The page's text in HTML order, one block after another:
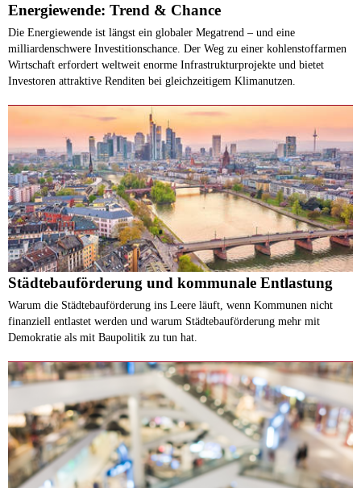
Energiewende: Trend & Chance
Die Energiewende ist längst ein globaler Megatrend – und eine
milliardenschwere Investitionschance. Der Weg zu einer kohlenstoffarmen
Wirtschaft erfordert weltweit enorme Infrastrukturprojekte und bietet
Investoren attraktive Renditen bei gleichzeitigem Klimanutzen.
Städtebauförderung und kommunale Entlastung
Warum die Städtebauförderung ins Leere läuft, wenn Kommunen nicht
finanziell entlastet werden und warum Städtebauförderung mehr mit
Demokratie als mit Baupolitik zu tun hat.